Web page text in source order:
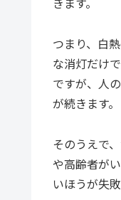
つまり、白
な消灯だけ
ですが、人
が続きます。
そのうえで
や高齢者が
いほうが失